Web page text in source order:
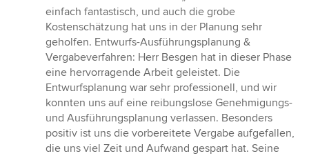
einfach fantastisch, und auch die grobe
Kostenschätzung hat uns in der Planung sehr
geholfen. Entwurfs-Ausführungsplanung &
Vergabeverfahren: Herr Besgen hat in dieser Phase
eine hervorragende Arbeit geleistet. Die
Entwurfsplanung war sehr professionell, und wir
konnten uns auf eine reibungslose Genehmigungs-
und Ausführungsplanung verlassen. Besonders
positiv ist uns die vorbereitete Vergabe aufgefallen,
die uns viel Zeit und Aufwand gespart hat. Seine